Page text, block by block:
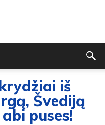
iš
Švediją
puses!